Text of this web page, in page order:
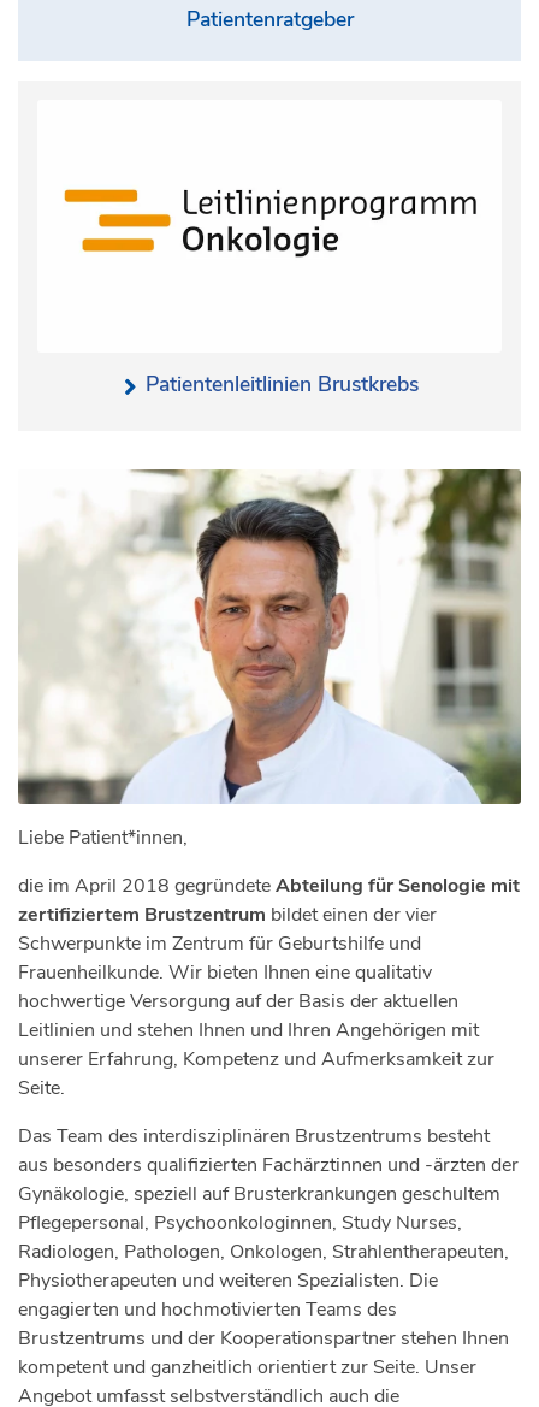
Patientenratgeber
Patientenleitlinien Brustkrebs
Liebe Patient*innen,
die im April 2018 gegründeteAbteilung für Senologie mit
zertifiziertem Brustzentrum bildet einen der vier
Schwerpunkte im Zentrum für Geburtshilfe und
Frauenheilkunde. Wir bieten Ihnen eine qualitativ
hochwertige Versorgung auf der Basis der aktuellen
Leitlinien und stehen Ihnen und Ihren Angehörigen mit
unserer Erfahrung, Kompetenz und Aufmerksamkeit zur
Seite.
Das Team des interdisziplinären Brustzentrums besteht
aus besonders qualifizierten Fachärztinnen und -ärzten der
Gynäkologie, speziell auf Brusterkrankungen geschultem
Pflegepersonal, Psychoonkologinnen, Study Nurses,
Radiologen, Pathologen, Onkologen, Strahlentherapeuten,
Physiotherapeuten und weiteren Spezialisten. Die
engagierten und hochmotivierten Teams des
Brustzentrums und der Kooperationspartner stehen Ihnen
kompetent und ganzheitlich orientiert zur Seite. Unser
Angebot umfasst selbstverständlich auch die